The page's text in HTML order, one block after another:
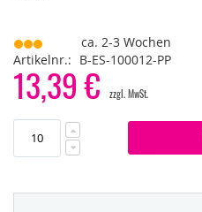
ca. 2-3 Wochen
Artikelnr.
B-ES-100012-PP
13,39 €